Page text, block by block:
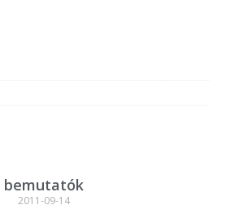
bemutatók
2011-09-14